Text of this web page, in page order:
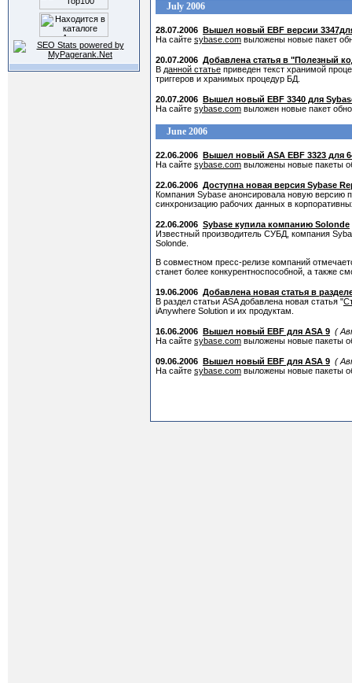
July 2006
28.07.2006 Вышел новый EBF версии
На сайте sybase.com выложены новые пакет
20.07.2006 Добавлена статья в "Полезный
В данной статье приведен текст хранимой
триггеров и хранимых процедур БД.
20.07.2006 Вышел новый EBF 3340 для
На сайте sybase.com выложен новые пакет
June 2006
22.06.2006 Вышел новый ASA EBF 3323 для
На сайте sybase.com выложены новые пакеты
22.06.2006 Доступна новая версия Sybase
Компания Sybase анонсировала новую версию
синхронизацию рабочих данных в
22.06.2006 Sybase купила компанию Solonde
Известный производитель СУБД, компания
Solonde.
В совместном пресс-релизе компаний
станет более конкурентноспособной, а также
19.06.2006 Добавлена новая статья в
В раздел статьи ASA добавлена новая статья "
iAnywhere Solution и их продуктам.
16.06.2006 Вышел новый EBF для ASA 9 (
На сайте sybase.com выложены новые пакеты
09.06.2006 Вышел новый EBF для ASA 9 (
На сайте sybase.com выложены новые пакеты